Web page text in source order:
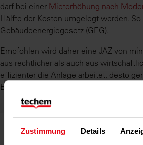
Zustimmung Details
darf bei einer Mieterhöhung nach
Hälfte der Kosten umgelegt werden. So
Gebäudeenergiegesetz (GEG).
Empfohlen wird daher eine JAZ von
aus rechtlicher als auch aus
effizienter die Anlage arbeitet, desto
Betriebskosten und desto höher ist der